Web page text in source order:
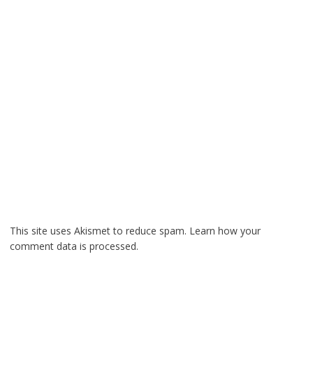
This site uses Akismet to reduce spam. Learn how your
comment data is processed.